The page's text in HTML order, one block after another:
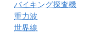
バイキング探査機
重力波
世界線